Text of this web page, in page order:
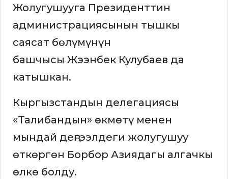
Жолугушууга Президенттин
администрациясынын тышкы
саясат бөлүмүнүн
башчысы Жээнбек Кулубаев да
катышкан.
Кыргызстандын делегациясы
«Талибандын» өкмөтү менен
мындай деңгээлдеги жолугушуу
өткөргөн Борбор Азиядагы алгачкы
өлкө болду.